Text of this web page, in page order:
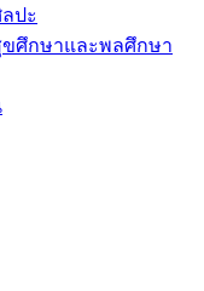
ปะ
ขศึกษาและพลศึกษา